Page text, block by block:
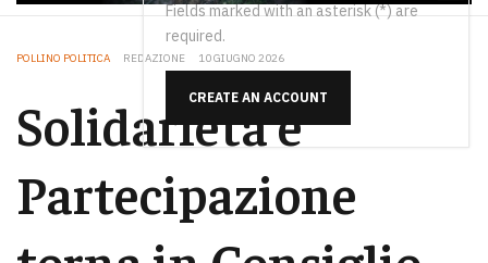
Fields marked with an asterisk (*) are
required.
CREATE AN ACCOUNT
POLLINO POLITICA REDAZIONE 10 GIUGNO 2026
Solidarietà e
Partecipazione